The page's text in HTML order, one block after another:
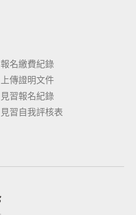
報名繳費紀錄
上傳證明文件
見習報名紀錄
見習自我評核表